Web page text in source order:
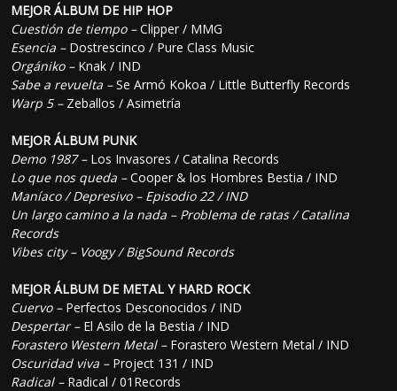
MEJOR ÁLBUM DE HIP HOP
Cuestión de tiempo –Clipper / MMG
Esencia –Dostrescinco / Pure Class Music
Orgániko –Knak / IND
Sabe a revuelta –Se Armó Kokoa / Little Butterfly Records
Warp 5 –Zeballos / Asimetría
MEJOR ÁLBUM PUNK
Demo 1987 –Los Invasores / Catalina Records
Lo que nos queda –Cooper & los Hombres Bestia / IND
Maníaco / Depresivo –Episodio 22 / IND
Un largo camino a la nada –Problema de ratas / Catalina
Records
Vibes city –Voogy / BigSound Records
MEJOR ÁLBUM DE METAL Y HARD ROCK
Cuervo –Perfectos Desconocidos / IND
Despertar –El Asilo de la Bestia / IND
Forastero Western Metal –Forastero Western Metal / IND
Oscuridad viva –Project 131 / IND
Radical –Radical / 01Records